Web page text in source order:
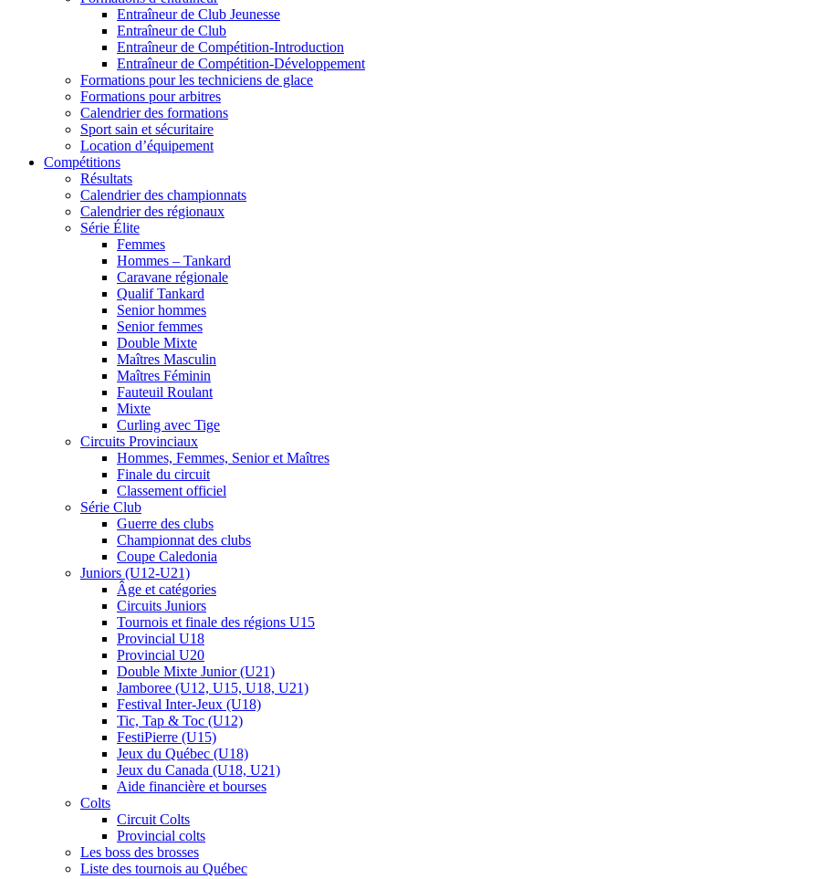
Entraîneur de Club Jeunesse
Entraîneur de Club
Entraîneur de Compétition-Introduction
Entraîneur de Compétition-Développement
Formations pour les techniciens de glace
Formations pour arbitres
Calendrier des formations
Sport sain et sécuritaire
Location d’équipement
Compétitions
Résultats
Calendrier des championnats
Calendrier des régionaux
Série Élite
Femmes
Hommes – Tankard
Caravane régionale
Qualif Tankard
Senior hommes
Senior femmes
Double Mixte
Maîtres Masculin
Maîtres Féminin
Fauteuil Roulant
Mixte
Curling avec Tige
Circuits Provinciaux
Hommes, Femmes, Senior et Maîtres
Finale du circuit
Classement officiel
Série Club
Guerre des clubs
Championnat des clubs
Coupe Caledonia
Juniors (U12-U21)
Âge et catégories
Circuits Juniors
Tournois et finale des régions U15
Provincial U18
Provincial U20
Double Mixte Junior (U21)
Jamboree (U12, U15, U18, U21)
Festival Inter-Jeux (U18)
Tic, Tap & Toc (U12)
FestiPierre (U15)
Jeux du Québec (U18)
Jeux du Canada (U18, U21)
Aide financière et bourses
Colts
Circuit Colts
Provincial colts
Les boss des brosses
Liste des tournois au Québec